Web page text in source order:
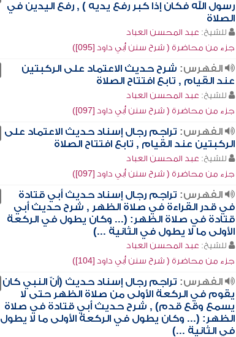
رسول الله فكان إذا كبر رفع يديه ) , رفع اليدين في
الصلاة
للشيخ: عبد المحسن العباد
جزء من محاضرة ( شرح سنن أبي داود [095])
الفهرس: شرح حديث الاعتماد على الركبتين
عند القيام , تابع افتتاح الصلاة
للشيخ: عبد المحسن العباد
جزء من محاضرة ( شرح سنن أبي داود [097])
الفهرس: تراجم رجال إسناد حديث الاعتماد على
الركبتين عند القيام , تابع افتتاح الصلاة
للشيخ: عبد المحسن العباد
جزء من محاضرة ( شرح سنن أبي داود [097])
الفهرس: تراجم رجال إسناد حديث أبي قتادة
في قدر القراءة في صلاة الظهر , شرح حديث أبي
قتادة في صلاة الظهر: (... وكان يطول في الركعة
الأولى ما لا يطول في الثانية ...)
للشيخ: عبد المحسن العباد
جزء من محاضرة ( شرح سنن أبي داود [104])
الفهرس: تراجم رجال إسناد حديث (أنّ النبي كان
يقوم في الركعة الأولى من صلاة الظهر حتى لا
يسمع وقع قدم) , شرح حديث أبي قتادة في صلاة
الظهر: (... وكان يطول في الركعة الأولى ما لا يطول
في الثانية ...)